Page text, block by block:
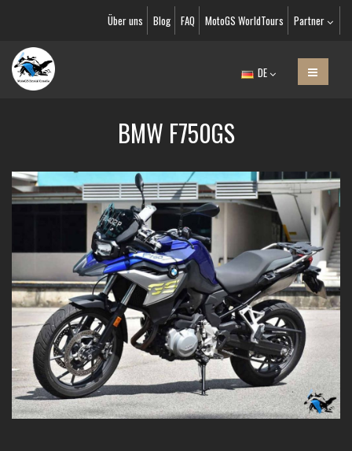
Über uns Blog FAQ MotoGS WorldTours Partner
DE
BMW F750GS